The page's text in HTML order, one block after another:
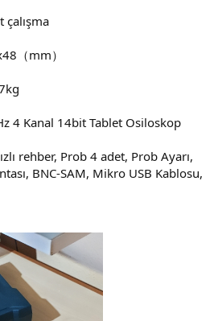
çalışma
（mm）
4 Kanal 14bit Tablet Osiloskop
rehber, Prob 4 adet, Prob Ayarı,
BNC-SAM, Mikro USB Kablosu,